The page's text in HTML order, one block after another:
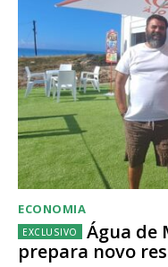
ECONOMIA
Água de
prepara novo